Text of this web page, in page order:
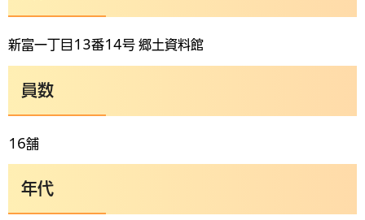
新富一丁目13番14号 郷土資料館
員数
16舗
年代